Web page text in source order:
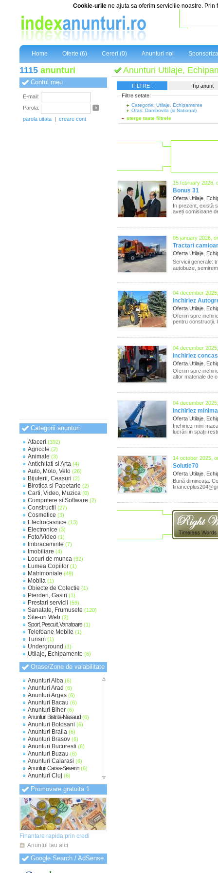
Cookie-urile ne ajuta sa oferim serviciile noastre.
Home Oferte (6) Cereri (0) Anunturi noi
1115 anunturi
Contul meu
E-mail:
Parola:
parola uitata | creare cont
Categorii anunturi
Afaceri (392)
Agricole (2)
Animale (3)
Antichitati si Arta (4)
Auto, Moto, Velo (26)
Bijuterii, Ceasuri (2)
Birotica si Papetarie (2)
Carti, Video, Muzica (0)
Computere si Software (2)
Constructii (27)
Cosmetice (3)
Electrocasnice (13)
Electronice (3)
Foto/Video (1)
Imbracaminte (7)
Imobiliare (4)
Locuri de munca (92)
Lumea Copiilor (1)
Matrimoniale (49)
Mobila (1)
Obiecte de Colectie (1)
Pierderi, Gasiri (1)
Prestari servicii (59)
Sanatate, Frumusete (120)
Site-uri Web (2)
Sport, Pescuit, Vanatoare (1)
Telefoane Mobile (1)
Turism (1)
Underground (1)
Utilaje, Echipamente (6)
Orase/Zone de valabilitate
Anunturi Alba (6)
Anunturi Arad (6)
Anunturi Arges (6)
Anunturi Bacau (6)
Anunturi Bihor (6)
Anunturi Bistrita-Nasaud (6)
Anunturi Botosani (6)
Anunturi Braila (6)
Anunturi Brasov (6)
Anunturi Bucuresti (6)
Anunturi Buzau (6)
Anunturi Calarasi (6)
Anunturi Caras-Severin (6)
Anunturi Cluj (6)
Anunturi Constanta
Anunturi Covasna(6)
Anunturi Dambovita(6)
Anunturi Dolj(6)
Anunturi Galati(6)
Anunturi Giurgiu(6)
Anunturi Gorj(6)
Anunturi Harghita (6)
Anunturi Hunedoara
Anunturi Ialomita
Anunturi Iasi(6)
Anunturi Ilfov(6)
Anunturi Maramures
Promovare gratuita 1
Finantare rapida prin credi
Anuntul tau aici
Google Search / AdSense
Anunturi Utilaje,
FILTRE :
Tip anunt
Filtre setate:
Categorie: Utilaje, Echipamente
Oras: Dambovita (si National)
sterge toate filtrele
15 february 2026,
Bonus 31
Oferta Utilaje,
In prezent, există
aveți comisioane
05 january 2026,
Tractari
Oferta Utilaje,
Servicii generale:
autobuze,
04 december
Inchiriez
Oferta Utilaje,
Oferim spre
pentru construcții.
04 december
Inchiriez
Oferta Utilaje,
Oferim spre
altor materiale de
04 december
Inchiriez
Oferta Utilaje,
Inchiriez mini-
lucrări in spații
14 october 2025,
Solutie70
Oferta Utilaje,
Bună dimineața.